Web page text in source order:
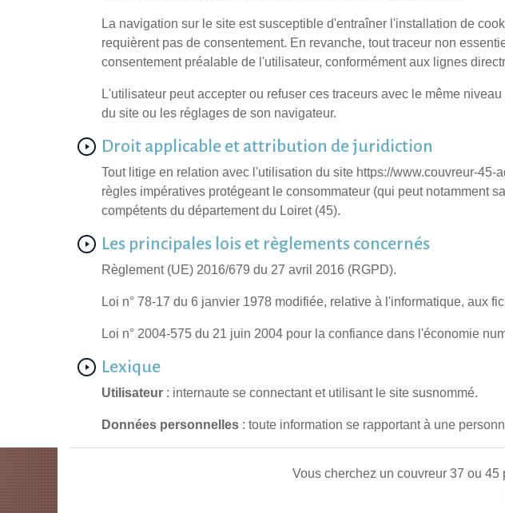
La navigation sur le site est susceptible d'entraîner l'installation de
requièrent pas de consentement. En revanche, tout traceur non
consentement préalable de l'utilisateur, conformément aux lignes
L'utilisateur peut accepter ou refuser ces traceurs avec le même
du site ou les réglages de son navigateur.
Droit applicable et attribution de juridiction
Tout litige en relation avec l'utilisation du site https://www.couvreur-
règles impératives protégeant le consommateur (qui peut notamment
compétents du département du Loiret (45).
Les principales lois et règlements concernés
Règlement (UE) 2016/679 du 27 avril 2016 (RGPD).
Loi n° 78-17 du 6 janvier 1978 modifiée, relative à l'informatique, aux
Loi n° 2004-575 du 21 juin 2004 pour la confiance dans l'économie
Lexique
Utilisateur : internaute se connectant et utilisant le site susnommé.
Données personnelles : toute information se rapportant à une
Vous cherchez un couvreur 37 ou 45